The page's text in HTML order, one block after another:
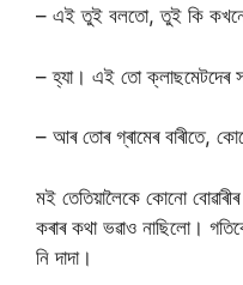
– এই তুই বলতো, তুই কি
– হ্যা। এই তো ক্লাছমেটদেৰ
– আৰ তোৰ গ্ৰামেৰ বাৰীতে,
মই তেতিয়ালৈকে কোনো
কৰাৰ কথা ভৱাও নাছিলো।
নি দাদা।